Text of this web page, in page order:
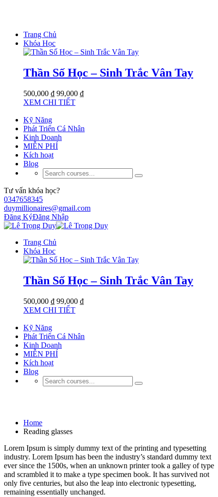
Trang Chủ
Khóa Học
Thần Số Học – Sinh Trắc Vân Tay
500,000 ₫ 99,000 ₫
XEM CHI TIẾT
Kỹ Năng
Phát Triển Cá Nhân
Kinh Doanh
MIỄN PHÍ
Kích hoạt
Blog
Tư vấn khóa học?
0347658345
duymillionaires@gmail.com
Đăng KýĐăng Nhập
Trang Chủ
Khóa Học
Thần Số Học – Sinh Trắc Vân Tay
500,000 ₫ 99,000 ₫
XEM CHI TIẾT
Kỹ Năng
Phát Triển Cá Nhân
Kinh Doanh
MIỄN PHÍ
Kích hoạt
Blog
Home
Reading glasses
Lorem Ipsum is simply dummy text of the printing and typesetting
industry. Lorem Ipsum has been the industry’s standard dummy text
ever since the 1500s, when an unknown printer took a galley of type
and scrambled it to make a type specimen book. It has survived not
only five centuries, but also the leap into electronic typesetting,
remaining essentially unchanged.